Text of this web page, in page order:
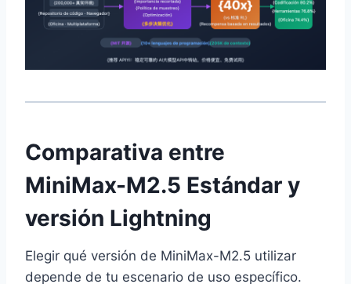
Comparativa entre
MiniMax-M2.5 Estándar y
versión Lightning
Elegir qué versión de MiniMax-M2.5 utilizar
depende de tu escenario de uso específico.